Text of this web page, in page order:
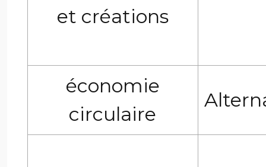
et créations
économie
circulaire